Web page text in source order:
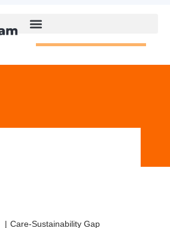
Care-Sustainability Gap